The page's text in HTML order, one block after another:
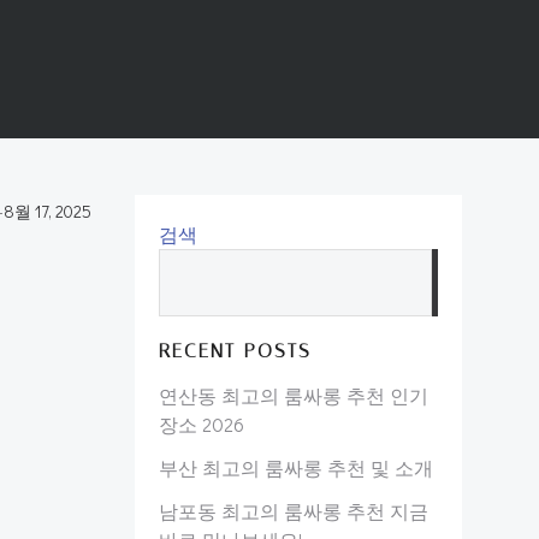
8월 17, 2025
검색
RECENT POSTS
연산동 최고의 룸싸롱 추천 인기
장소 2026
부산 최고의 룸싸롱 추천 및 소개
남포동 최고의 룸싸롱 추천 지금